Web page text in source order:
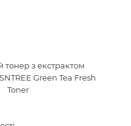
з екстрактом
Green Tea Fresh
Toner